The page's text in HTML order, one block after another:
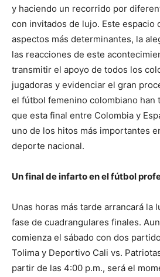
y haciendo un recorrido por
con invitados de lujo. Este espacio
aspectos más determinantes, la
las reacciones de este
transmitir el apoyo de todos los
jugadoras y evidenciar el gran
el fútbol femenino colombiano han
que esta final entre Colombia y
uno de los hitos más importantes
deporte nacional.
Un final de infarto en el fútbol
Unas horas más tarde arrancará la
fase de cuadrangulares finales.
comienza el sábado con dos
Tolima y Deportivo Cali vs.
partir de las 4:00 p.m., será el